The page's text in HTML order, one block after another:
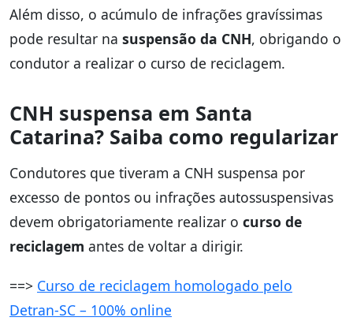
Além disso, o acúmulo de infrações gravíssimas
pode resultar na suspensão da CNH, obrigando o
condutor a realizar o curso de reciclagem.
CNH suspensa em Santa
Catarina? Saiba como regularizar
Condutores que tiveram a CNH suspensa por
excesso de pontos ou infrações autossuspensivas
devem obrigatoriamente realizar o curso de
reciclagem antes de voltar a dirigir.
==> Curso de reciclagem homologado pelo
Detran-SC – 100% online